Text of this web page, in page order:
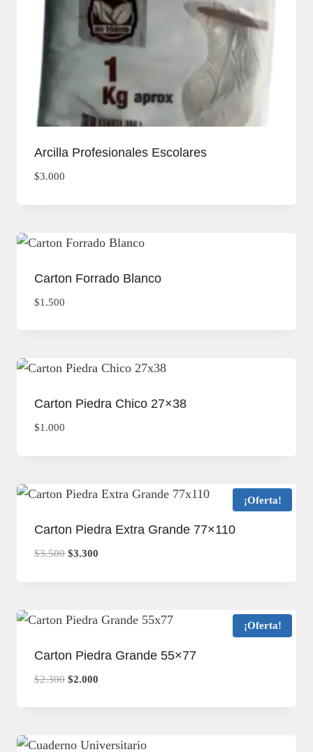
Arcilla Profesionales Escolares
$3.000
Carton Forrado Blanco
$1.500
Carton Piedra Chico 27×38
$1.000
¡Oferta!
Carton Piedra Extra Grande 77×110
$3.500 El
$3.500.
$3.300
$3.300.
¡Oferta!
Carton Piedra Grande 55×77
$2.300 El
$2.300.
$2.000
$2.000.